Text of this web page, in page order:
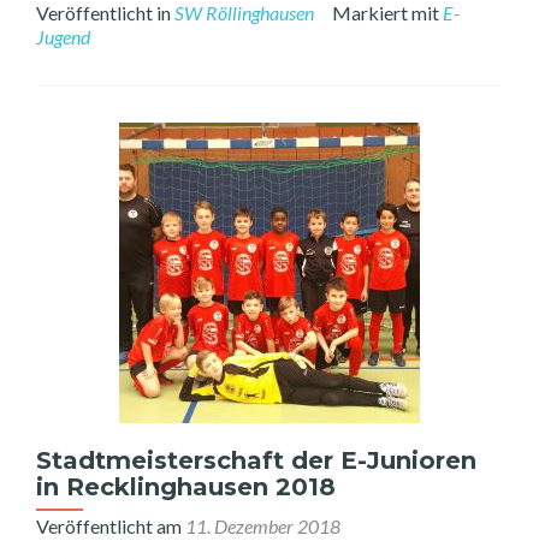
about
DSC
Wanne-
Eickel
E2
Veröffentlicht inSW Röllinghausen Markiert mit E-
Jugend
Stadtmeisterschaft der E-Junioren
in Recklinghausen 2018
Veröffentlicht am 11. Dezember 2018